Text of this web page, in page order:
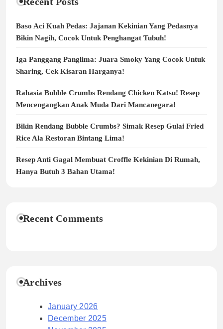
Baso Aci Kuah Pedas: Jajanan Kekinian Yang Pedasnya
Bikin Nagih, Cocok Untuk Penghangat Tubuh!
Iga Panggang Panglima: Juara Smoky Yang Cocok Untuk
Sharing, Cek Kisaran Harganya!
Rahasia Bubble Crumbs Rendang Chicken Katsu! Resep
Mencengangkan Anak Muda Dari Mancanegara!
Bikin Rendang Bubble Crumbs? Simak Resep Gulai Fried
Rice Ala Restoran Bintang Lima!
Resep Anti Gagal Membuat Croffle Kekinian Di Rumah,
Hanya Butuh 3 Bahan Utama!
Recent Comments
Archives
January 2026
December 2025